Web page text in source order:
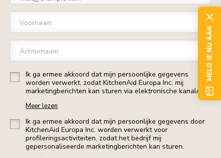
Voornaam
Achternaam
Ik ga ermee akkoord dat mijn persoonlijke gegevens
worden verwerkt, zodat KitchenAid Europa Inc. mij
marketingberichten kan sturen via elektronische kanalen.
Meer lezen
Ik ga ermee akkoord dat mijn persoonlijke gegevens door
KitchenAid Europa Inc. worden verwerkt voor
profileringsactiviteiten, zodat het bedrijf mij
gepersonaliseerde marketingberichten kan sturen.
MELD JE NU AAN